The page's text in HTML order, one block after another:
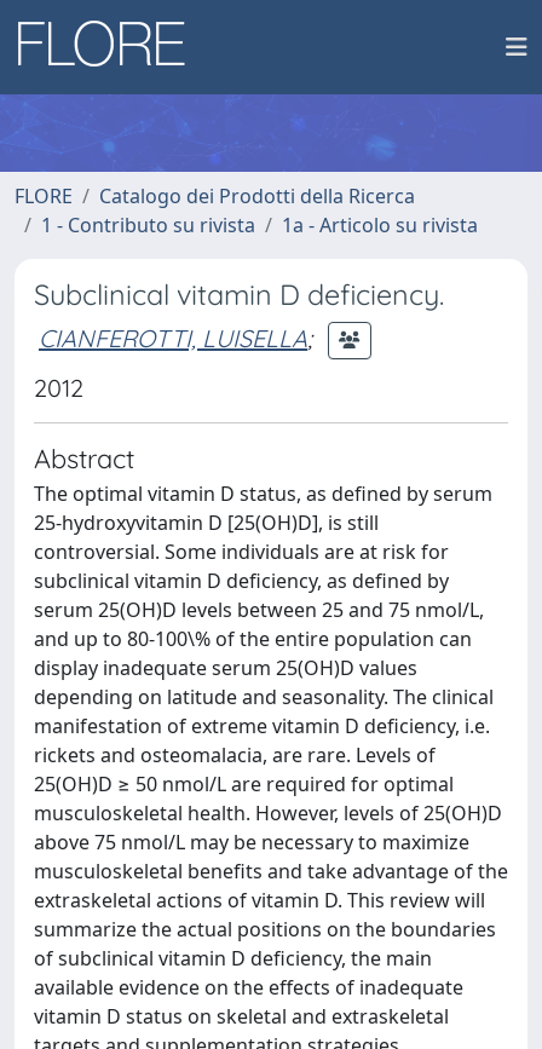
FLORE
Catalogo dei Prodotti della Ricerca
1 - Contributo su rivista
1a - Articolo su rivista
Subclinical vitamin D deficiency.
CIANFEROTTI, LUISELLA;
2012
Abstract
The optimal vitamin D status, as defined by serum
25-hydroxyvitamin D [25(OH)D], is still
controversial. Some individuals are at risk for
subclinical vitamin D deficiency, as defined by
serum 25(OH)D levels between 25 and 75 nmol/L,
and up to 80-100\% of the entire population can
display inadequate serum 25(OH)D values
depending on latitude and seasonality. The clinical
manifestation of extreme vitamin D deficiency, i.e.
rickets and osteomalacia, are rare. Levels of
25(OH)D ≥ 50 nmol/L are required for optimal
musculoskeletal health. However, levels of 25(OH)D
above 75 nmol/L may be necessary to maximize
musculoskeletal benefits and take advantage of the
extraskeletal actions of vitamin D. This review will
summarize the actual positions on the boundaries
of subclinical vitamin D deficiency, the main
available evidence on the effects of inadequate
vitamin D status on skeletal and extraskeletal